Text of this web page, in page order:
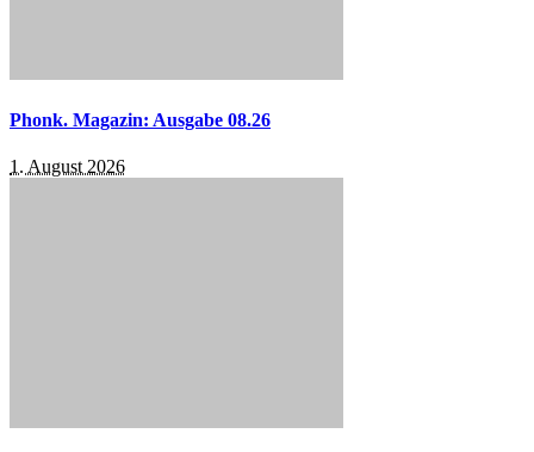
Phonk. Magazin: Ausgabe 08.26
1. August 2026